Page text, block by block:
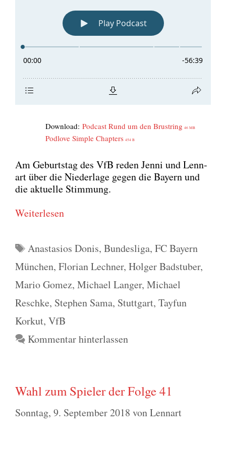
Down­load: Pod­cast Rund um den Brust­ring 46 MB
Pod­l­ove Simp­le Chap­ters 454 B
Am Geburts­tag des VfB reden Jen­ni und Lenn­
art über die Nie­der­la­ge gegen die Bay­ern und
die aktu­el­le Stim­mung.
Wei­ter­le­sen
Schlagwörter
Anastasios Donis, Bundesliga, FC Bayern
München, Florian Lechner, Holger Badstuber,
Mario Gomez, Michael Langer, Michael
Reschke, Stephen Sama, Stuttgart, Tayfun
Korkut, VfB
Kommentar hinterlassen
Wahl zum Spieler der Folge 41
Sonntag, 9. September 2018 vonLennart